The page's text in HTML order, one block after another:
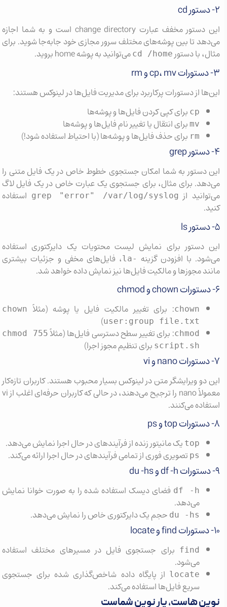
۲- دستور cd
این دستور مخفف عبارت change directory است و به شما اجازه
می‌دهد تا بین پوشه‌های مختلف سرور مجازی خود جابه‌جا شوید. برای
مثال، با دستور cd /homeمی‌توانید به پوشه home بروید.
۳- دستورات cp، mv و rm
این‌ها از دستورات پرکاربرد برای مدیریت فایل‌ها در لینوکس هستند:
cpبرای کپی کردن فایل‌ها و پوشه‌ها
mvبرای انتقال یا تغییر نام فایل‌ها و پوشه‌ها
rmبرای حذف فایل‌ها و پوشه‌ها (با احتیاط استفاده شود!)
۴- دستور grep
این دستور به شما امکان جستجوی خطوط خاص در یک فایل متنی را
می‌دهد. برای مثال، برای جستجوی یک عبارت خاص در یک فایل لاگ
می‌توانید از grep "error" /var/log/syslogاستفاده
کنید.
۵- دستور ls
این دستور برای نمایش لیست محتویات یک دایرکتوری استفاده
می‌شود. با افزودن گزینه -la
، فایل‌های مخفی و جزئیات بیشتری
مانند مجوزها و مالکیت فایل‌ها نیز نمایش داده خواهد شد.
۶- دستورات chown و chmod
chown: برای تغییر مالکیت فایل یا پوشه (مثلاً chown
user:group file.txt
)
chmod: برای تغییر سطح دسترسی فایل‌ها (مثلاًchmod 755
script.shبرای تنظیم مجوز اجرا)
۷- دستورات nano و vi
این دو ویرایشگر متن در لینوکس بسیار محبوب هستند. کاربران تازه‌کار
معمولاً nano را ترجیح می‌دهند، در حالی که کاربران حرفه‌ای اغلب از vi
استفاده می‌کنند.
۸- دستورات top و ps
topیک مانیتور زنده از فرآیندهای در حال اجرا نمایش می‌دهد.
psتصویری فوری از تمامی فرآیندهای در حال اجرا ارائه می‌کند.
۹- دستورات df -h و du -hs
df -hفضای دیسک استفاده شده را به صورت خوانا نمایش
می‌دهد.
du -hsحجم یک دایرکتوری خاص را نمایش می‌دهد.
۱۰- دستورات find و locate
findبرای جستجوی فایل در مسیرهای مختلف استفاده
می‌شود.
locateاز پایگاه داده شاخص‌گذاری شده برای جستجوی
سریع فایل‌ها استفاده می‌کند.
نوین هاست، یار نوین شماست